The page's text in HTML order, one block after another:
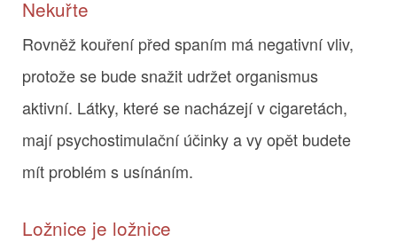
Nekuřte
Rovněž kouření před spaním má negativní vliv,
protože se bude snažit udržet organismus
aktivní. Látky, které se nacházejí v cigaretách,
mají psychostimulační účinky a vy opět budete
mít problém s usínáním.
Ložnice je ložnice